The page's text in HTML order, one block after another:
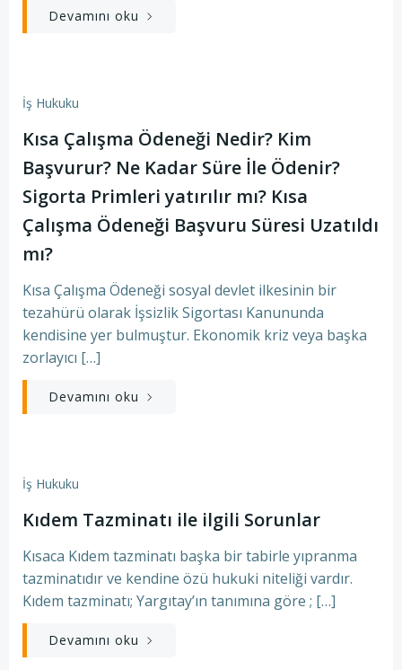
Devamını oku
İş Hukuku
Kısa Çalışma Ödeneği Nedir? Kim
Başvurur? Ne Kadar Süre İle Ödenir?
Sigorta Primleri yatırılır mı? Kısa
Çalışma Ödeneği Başvuru Süresi Uzatıldı
mı?
Kısa Çalışma Ödeneği sosyal devlet ilkesinin bir
tezahürü olarak İşsizlik Sigortası Kanununda
kendisine yer bulmuştur. Ekonomik kriz veya başka
zorlayıcı […]
Devamını oku
İş Hukuku
Kıdem Tazminatı ile ilgili Sorunlar
Kısaca Kıdem tazminatı başka bir tabirle yıpranma
tazminatıdır ve kendine özü hukuki niteliği vardır.
Kıdem tazminatı; Yargıtay’ın tanımına göre ; […]
Devamını oku